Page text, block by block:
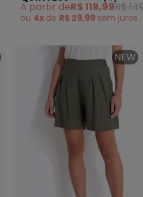
Cáqui
A partir deR$ 119,99R$
ou 4x de R$ 29,99 sem juros
NEW